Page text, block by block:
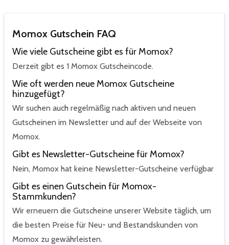
Momox Gutschein FAQ
Wie viele Gutscheine gibt es für Momox?
Derzeit gibt es 1 Momox Gutscheincode.
Wie oft werden neue Momox Gutscheine
hinzugefügt?
Wir suchen auch regelmäßig nach aktiven und neuen
Gutscheinen im Newsletter und auf der Webseite von
Momox.
Gibt es Newsletter-Gutscheine für Momox?
Nein, Momox hat keine Newsletter-Gutscheine verfügbar
Gibt es einen Gutschein für Momox-
Stammkunden?
Wir erneuern die Gutscheine unserer Website täglich, um
die besten Preise für Neu- und Bestandskunden von
Momox zu gewährleisten.